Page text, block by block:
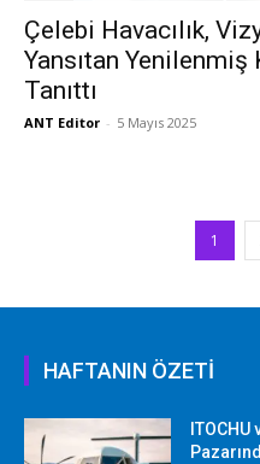
Çelebi Havacılık,
Yansıtan
Tanıttı
ANT Editor - 5 Mayıs 2025
1
HAFTANIN ÖZETİ